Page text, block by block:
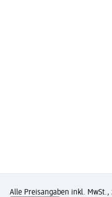
Alle Preisangaben inkl. MwSt.,